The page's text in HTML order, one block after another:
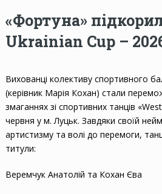
«Фортуна»
Ukrainian Cup –
Вихованці колективу спортивного
(керівник Марія Кохан) стали
змаганнях зі спортивних танців
червня у м. Луцьк. Завдяки своїй
артистизму та волі до перемоги,
титули:
Веремчук Анатолій та Кохан Єва